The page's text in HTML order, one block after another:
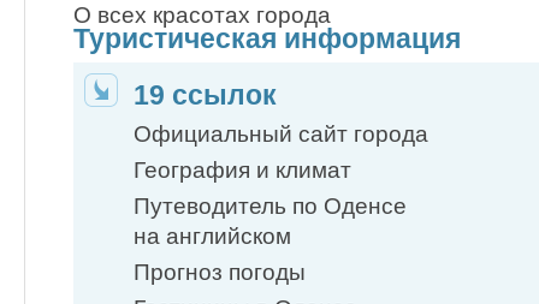
О всех красотах города
Туристическая информация
19 ссылок
Официальный сайт города
География и климат
Путеводитель по Оденсе
на английском
Прогноз погоды